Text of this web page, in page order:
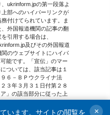
、ukrinform.jpの第一段落よ
上部へのハイパーリンクが
務付けてられています。ま
、外国報道機関の記事の翻
を引用する場合は、
及びその外国報道
関のウェブサイトにハイパ
能です。「宣伝」のマー
ついては、該当記事は１
６－ＢＰウクライナ法
３年３月３１日付第２８
」の該当部分に従った上
ています。
います。サイトの閲覧を ×